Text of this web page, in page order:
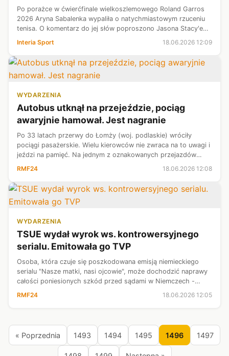
Po porażce w ćwierćfinale wielkoszlemowego Roland Garros
2026 Aryna Sabalenka wypaliła o natychmiastowym rzuceniu
tenisa. O komentarz do jej słów poproszono Jasona Stacy'ego
ze sztabu szkoleniowego. Trener przygotowania fizycznego
wyjaśnił, skąd tak ...
Interia Sport 18.06.2026 12:09
WYDARZENIA
Autobus utknął na przejeździe, pociąg
awaryjnie hamował. Jest nagranie
Po 33 latach przerwy do Łomży (woj. podlaskie) wróciły
pociągi pasażerskie. Wielu kierowców nie zwraca na to uwagi i
jeździ na pamięć. Na jednym z oznakowanych przejazdów
utknął autobus komunikacji miejskiej, co doprowadziło do
RMF24 18.06.2026 12:08
WYDARZENIA
TSUE wydał wyrok ws. kontrowersyjnego
serialu. Emitowała go TVP
Osoba, która czuje się poszkodowana emisją niemieckiego
serialu "Nasze matki, nasi ojcowie", może dochodzić naprawy
całości poniesionych szkód przed sądami w Niemczech -
orzekł Trybunał Sprawiedliwości Unii Europejskiej. O to, czy
RMF24 18.06.2026 12:05
« Poprzednia 1493 1494 1495 1496 1497